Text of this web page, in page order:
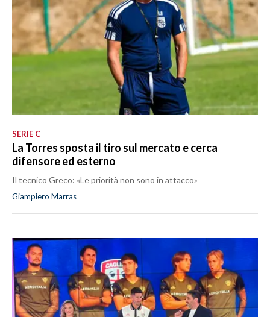
SERIE C
La Torres sposta il tiro sul mercato e cerca
difensore ed esterno
Il tecnico Greco: «Le priorità non sono in attacco»
Giampiero Marras